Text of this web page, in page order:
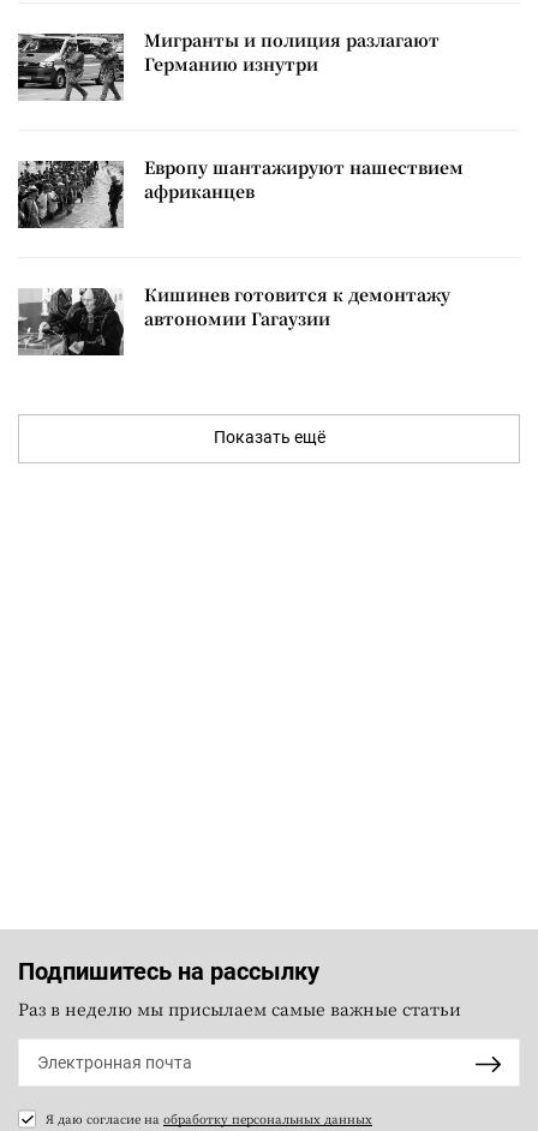
Мигранты и полиция разлагают
Германию изнутри
Европу шантажируют нашествием
африканцев
Кишинев готовится к демонтажу
автономии Гагаузии
Показать ещё
Подпишитесь на рассылку
Раз в неделю мы присылаем самые важные статьи
Я даю согласие на обработку персональных данных